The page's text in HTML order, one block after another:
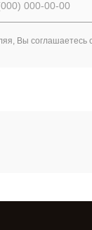
Вы соглашаетесь